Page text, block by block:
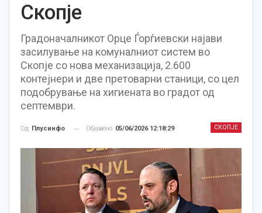
Скопје
Градоначалникот Орце Ѓорѓиевски најави
засилување на комуналниот систем во
Скопје со нова механизација, 2.600
контејнери и две претоварни станици, со цел
подобрување на хигиената во градот од
септември.
СКОПЈЕ
Од Плусинфо Објавено 05/06/2026 12:18:29